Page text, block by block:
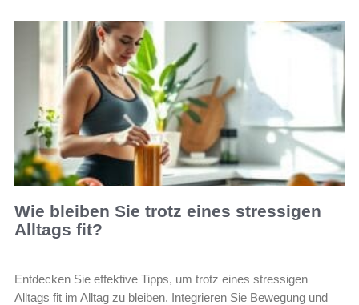
Wie bleiben Sie trotz eines stressigen
Alltags fit?
Entdecken Sie effektive Tipps, um trotz eines stressigen
Alltags fit im Alltag zu bleiben. Integrieren Sie Bewegung und